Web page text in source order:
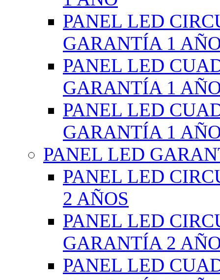
PANEL LED
GARANTÍA 1
PANEL LED
GARANTÍA 1
PANEL LED
GARANTÍA 1
PANEL LED
PANEL LED
2 AÑOS
PANEL LED
GARANTÍA 2
PANEL LED